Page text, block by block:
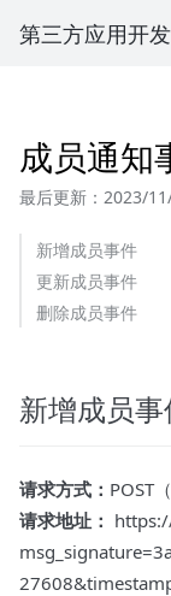
第三方应用开发
成员通知
最后更新：2023/
新增成员事件
更新成员事件
删除成员事件
新增成员
请求方式： POST（
请求地址：